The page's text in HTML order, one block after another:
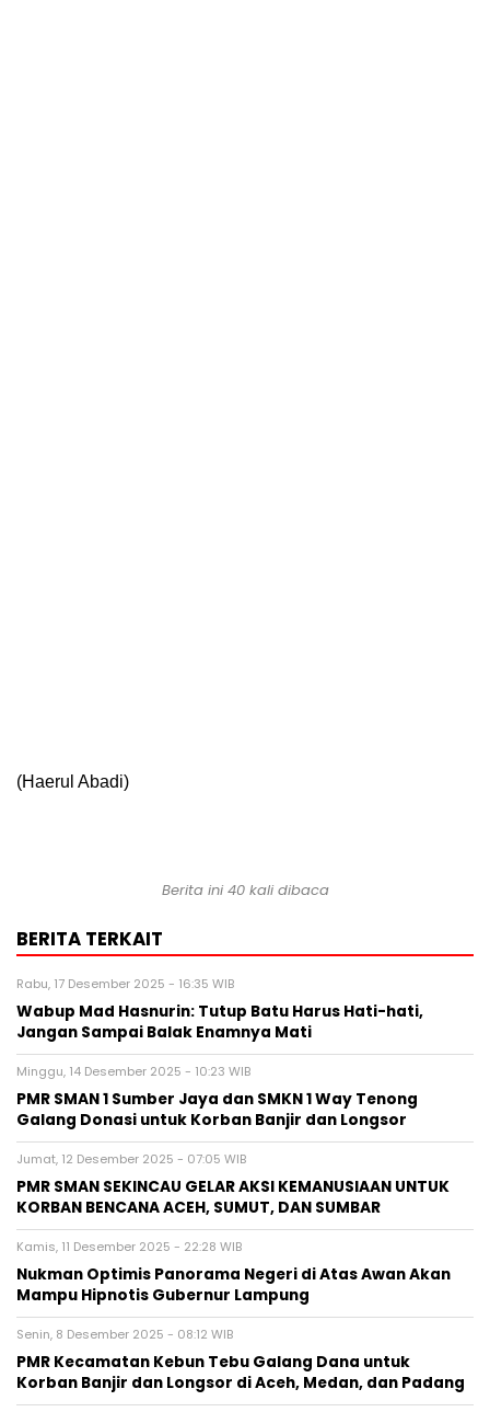
(Haerul Abadi)
Berita ini 40 kali dibaca
BERITA TERKAIT
Rabu, 17 Desember 2025 - 16:35 WIB
Wabup Mad Hasnurin: Tutup Batu Harus Hati-hati,
Jangan Sampai Balak Enamnya Mati
Minggu, 14 Desember 2025 - 10:23 WIB
PMR SMAN 1 Sumber Jaya dan SMKN 1 Way Tenong
Galang Donasi untuk Korban Banjir dan Longsor
Jumat, 12 Desember 2025 - 07:05 WIB
PMR SMAN SEKINCAU GELAR AKSI KEMANUSIAAN UNTUK
KORBAN BENCANA ACEH, SUMUT, DAN SUMBAR
Kamis, 11 Desember 2025 - 22:28 WIB
Nukman Optimis Panorama Negeri di Atas Awan Akan
Mampu Hipnotis Gubernur Lampung
Senin, 8 Desember 2025 - 08:12 WIB
PMR Kecamatan Kebun Tebu Galang Dana untuk
Korban Banjir dan Longsor di Aceh, Medan, dan Padang